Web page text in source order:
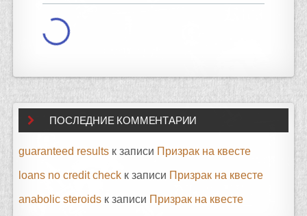
ПОСЛЕДНИЕ КОММЕНТАРИИ
guaranteed results к записи Призрак на квесте
loans no credit check к записи Призрак на квесте
anabolic steroids к записи Призрак на квесте